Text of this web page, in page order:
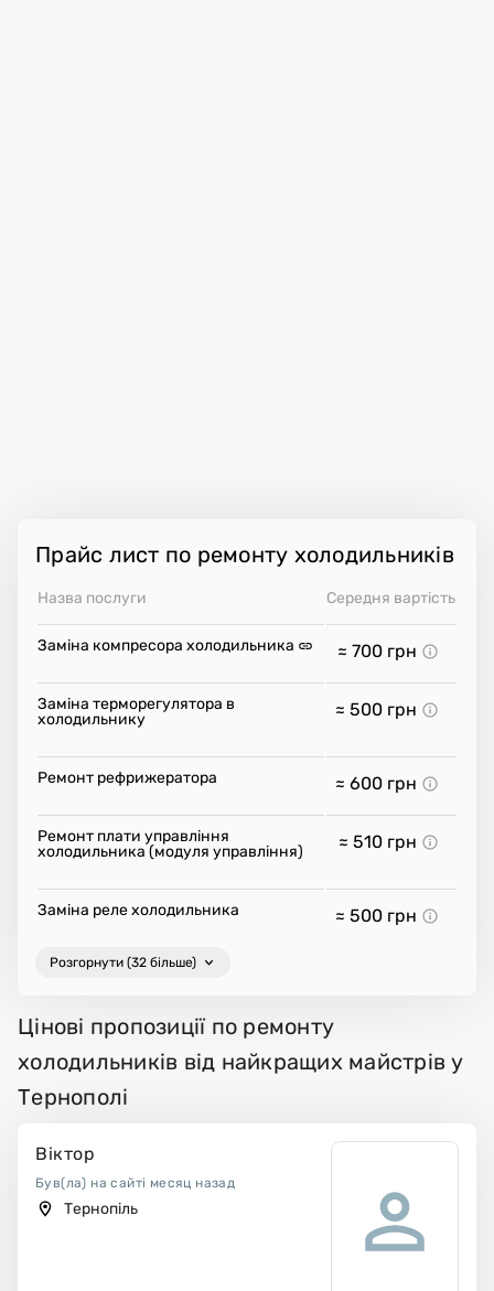
Прайс лист по ремонту холодильників
Назва послуги Середня вартість
Заміна компресора холодильника ≈ 700 грн
Заміна терморегулятора в
холодильнику
≈ 500 грн
Ремонт рефрижератора ≈ 600 грн
Ремонт плати управління
холодильника (модуля управління)
≈ 510 грн
Заміна реле холодильника ≈ 500 грн
Розгорнути (32 більше)
Цінові пропозиції по ремонту
холодильників від найкращих майстрів у
Тернополі
Віктор
Був(ла) на сайті месяц назад
Тернопіль